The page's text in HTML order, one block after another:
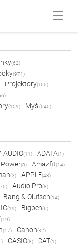
(62)
(971)
Projektory(155)
(109) Myši(545)
AUDIO(11) ADATA(1)
(8) Amazfit(14)
(3) APPLE(48)
Audio Pro(8)
Bang & Olufsen(14)
(19) Bigben(6)
(19)
(17) Canon(82)
CASIO(8) CAT(1)